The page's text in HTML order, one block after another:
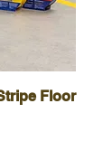
Floor